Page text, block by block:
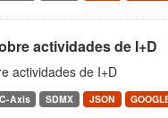
actividades de I+D
actividades de I+D
Axis SDMX JSON